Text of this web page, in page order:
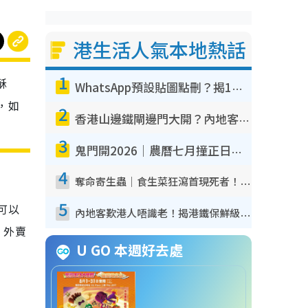
如
以
賣
港生活人氣本地熱話
1 WhatsApp預設貼圖點刪？揭1招「反向操作」還原簡潔介面 附3步實測教學
2 香港山邊鐵閘邊門大開？內地客困惑意義何在！網民神回覆：呢種叫法理性防禦
3 鬼門開2026｜農曆七月撞正日全食特別邪？專家警告切忌做一事！揭4大禁忌+2招保平安
4 奪命寄生蟲｜食生菜狂瀉首現死者！疫潮惡化錄1.8萬宗病例 揭洗菜3大謬誤
5 內地客歎港人唔識老！揭港鐵保鮮級冷氣 港人求放過：咪投訴
U GO 本週好去處